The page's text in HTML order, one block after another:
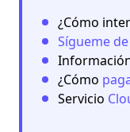
¿Cómo
Sígueme
¿Cómo
Servicio